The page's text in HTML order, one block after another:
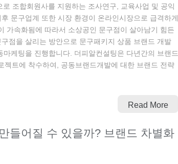
조합회원사를 지원하는 조사연구, 교육사업 및 공익
문구업계 또한 시장 환경이 온라인시장으로 급격하게
가속화됨에 따라서 소상공인 문구점이 살아남기 힘든
점을 살리는 방안으로 문구패키지 상품 브랜드 개발
케팅을 진행합니다. 더피알컨설팅은 다년간의 브랜드
젝트에 착수하여, 공동브랜드개발에 대한 브랜드 전략
Read More
들어질 수 있을까? 브랜드 차별화